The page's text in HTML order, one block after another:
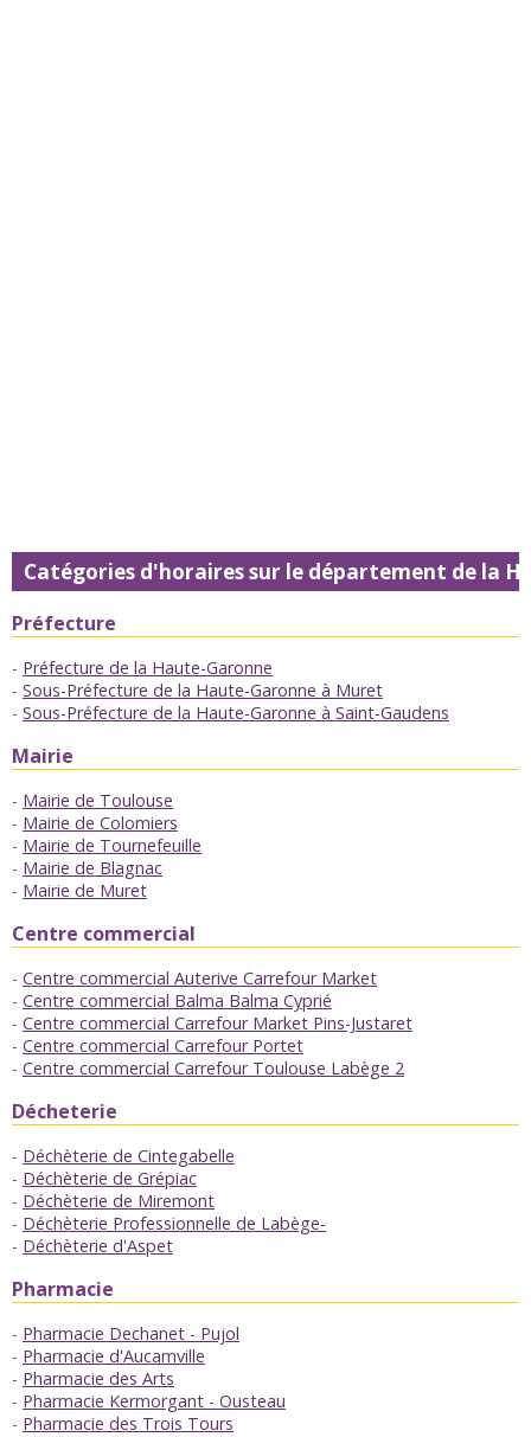
Catégories d'horaires sur le département de la
Préfecture
Préfecture de la Haute-Garonne
Sous-Préfecture de la Haute-Garonne à Muret
Sous-Préfecture de la Haute-Garonne à Saint-Gaudens
Mairie
Mairie de Toulouse
Mairie de Colomiers
Mairie de Tournefeuille
Mairie de Blagnac
Mairie de Muret
Centre commercial
Centre commercial Auterive Carrefour Market
Centre commercial Balma Balma Cyprié
Centre commercial Carrefour Market Pins-Justaret
Centre commercial Carrefour Portet
Centre commercial Carrefour Toulouse Labège 2
Décheterie
Déchèterie de Cintegabelle
Déchèterie de Grépiac
Déchèterie de Miremont
Déchèterie Professionnelle de Labège-
Déchèterie d'Aspet
Pharmacie
Pharmacie Dechanet - Pujol
Pharmacie d'Aucamville
Pharmacie des Arts
Pharmacie Kermorgant - Ousteau
Pharmacie des Trois Tours